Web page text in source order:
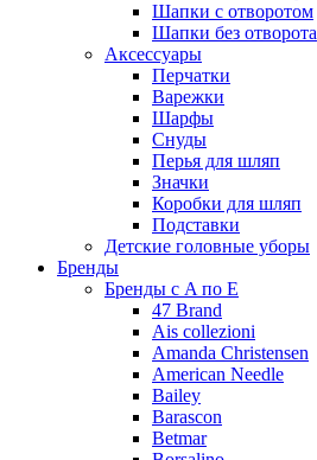
Шапки с отворотом
Шапки без отворота
Аксессуары
Перчатки
Варежки
Шарфы
Снуды
Перья для шляп
Значки
Коробки для шляп
Подставки
Детские головные уборы
Бренды
Бренды с A по E
47 Brand
Ais collezioni
Amanda Christensen
American Needle
Bailey
Barascon
Betmar